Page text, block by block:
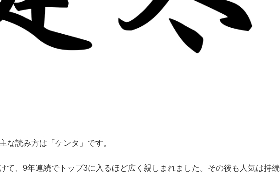
な読み方は「ケンタ」です。
て、9年連続でトップ3に入るほど広く親しまれました。その後も人気は持続